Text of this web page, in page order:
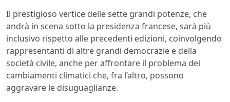
Il prestigioso vertice delle sette grandi potenze, che
andrà in scena sotto la presidenza francese, sarà più
inclusivo rispetto alle precedenti edizioni, coinvolgendo
rappresentanti di altre grandi democrazie e della
società civile, anche per affrontare il problema dei
cambiamenti climatici che, fra l’altro, possono
aggravare le disuguaglianze.